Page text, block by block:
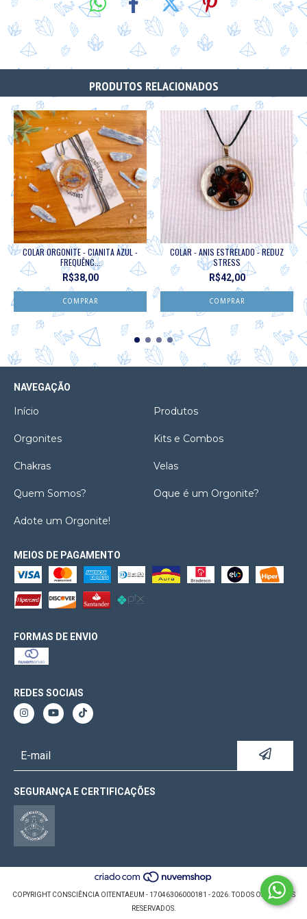
PRODUTOS RELACIONADOS
COLAR ORGONITE - CIANITA AZUL -
FREQUÊNC...
R$38,00
COLAR - ANIS ESTRELADO - REDUZ
STRESS
R$42,00
NAVEGAÇÃO
Início Produtos
Orgonites Kits e Combos
Chakras Velas
Quem Somos? Oque é um Orgonite?
Adote um Orgonite!
MEIOS DE PAGAMENTO
FORMAS DE ENVIO
REDES SOCIAIS
SEGURANÇA E CERTIFICAÇÕES
COPYRIGHT CONSCIÊNCIA OITENTAEUM - 17046306000181 - 2026. TODOS OS DIREITOS
RESERVADOS.